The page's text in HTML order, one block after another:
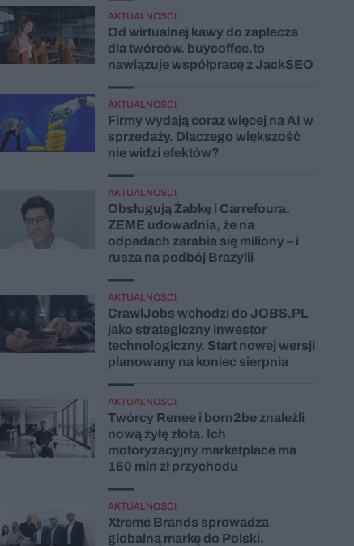
AKTUALNOŚCI
Od wirtualnej kawy do zaplecza
dla twórców. buycoffee.to
nawiązuje współpracę z JackSEO
AKTUALNOŚCI
Firmy wydają coraz więcej na AI w
sprzedaży. Dlaczego większość
nie widzi efektów?
AKTUALNOŚCI
Obsługują Żabkę i Carrefoura.
ZEME udowadnia, że na
odpadach zarabia się miliony – i
rusza na podbój Brazylii
AKTUALNOŚCI
CrawlJobs wchodzi do JOBS.PL
jako strategiczny inwestor
technologiczny. Start nowej wersji
planowany na koniec sierpnia
AKTUALNOŚCI
Twórcy Renee i born2be znaleźli
nową żyłę złota. Ich
motoryzacyjny marketplace ma
160 mln zł przychodu
AKTUALNOŚCI
Xtreme Brands sprowadza
globalną markę do Polski.